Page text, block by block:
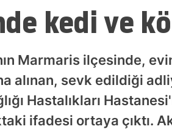
kedi ve
Marmaris ilçesinde,
alınan, sevk edildiği
Hastalıkları
ifadesi ortaya çıktı.